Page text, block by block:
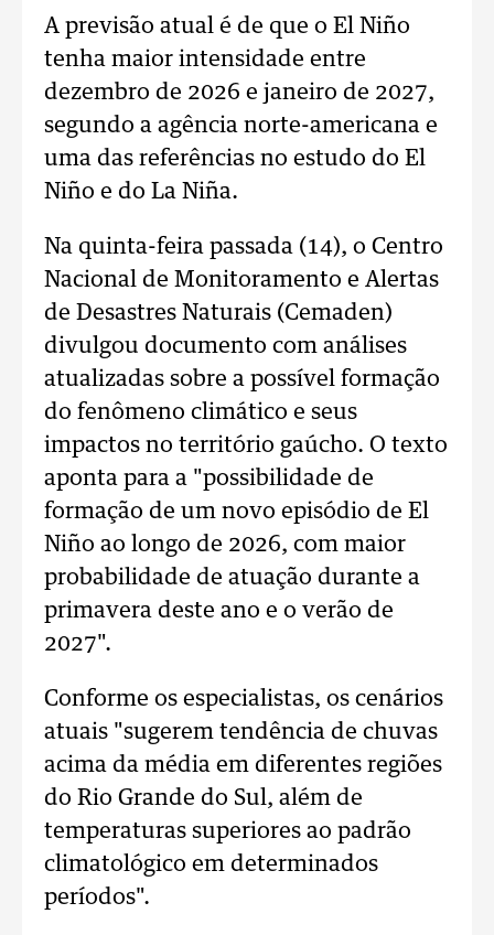
A previsão atual é de que o El Niño
tenha maior intensidade entre
dezembro de 2026 e janeiro de 2027,
segundo a agência norte-americana e
uma das referências no estudo do El
Niño e do La Niña.
Na quinta-feira passada (14), o Centro
Nacional de Monitoramento e Alertas
de Desastres Naturais (Cemaden)
divulgou documento com análises
atualizadas sobre a possível formação
do fenômeno climático e seus
impactos no território gaúcho. O texto
aponta para a "possibilidade de
formação de um novo episódio de El
Niño ao longo de 2026, com maior
probabilidade de atuação durante a
primavera deste ano e o verão de
2027".
Conforme os especialistas, os cenários
atuais "sugerem tendência de chuvas
acima da média em diferentes regiões
do Rio Grande do Sul, além de
temperaturas superiores ao padrão
climatológico em determinados
períodos".